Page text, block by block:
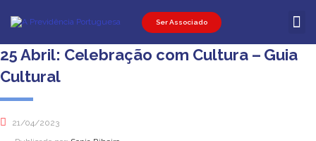
Ser Associado
25 Abril: Celebração com Cultura – Guia
Cultural
21/04/2023